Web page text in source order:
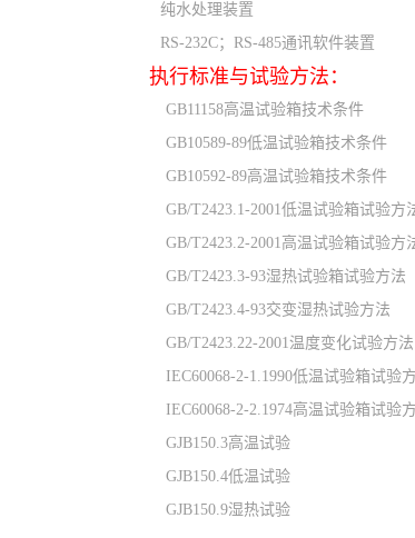
纯水处理装置
RS-232C；RS-485通讯软件装置
执行标准与试验方法：
GB11158高温试验箱技术条件
GB10589-89低温试验箱技术条件
GB10592-89高温试验箱技术条件
GB/T2423.1-2001低温试验箱试验方
GB/T2423.2-2001高温试验箱试验方
GB/T2423.3-93湿热试验箱试验方法
GB/T2423.4-93交变湿热试验方法
GB/T2423.22-2001温度变化试验方法
IEC60068-2-1.1990低温试验箱试验
IEC60068-2-2.1974高温试验箱试验
GJB150.3高温试验
GJB150.4低温试验
GJB150.9湿热试验